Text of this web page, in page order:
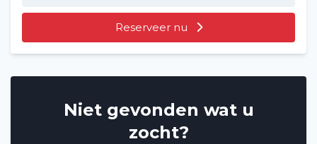
Reserveer nu
Niet gevonden wat u
zocht?